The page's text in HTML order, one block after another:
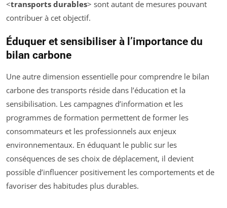
<transports durables> sont autant de mesures pouvant
contribuer à cet objectif.
Éduquer et sensibiliser à l’importance du
bilan carbone
Une autre dimension essentielle pour comprendre le bilan
carbone des transports réside dans l’éducation et la
sensibilisation. Les campagnes d’information et les
programmes de formation permettent de former les
consommateurs et les professionnels aux enjeux
environnementaux. En éduquant le public sur les
conséquences de ses choix de déplacement, il devient
possible d’influencer positivement les comportements et de
favoriser des habitudes plus durables.